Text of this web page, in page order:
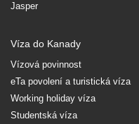
Jasper
Víza do Kanady
Vízová povinnost
eTa povolení a turistická víza
Working holiday víza
Studentská víza